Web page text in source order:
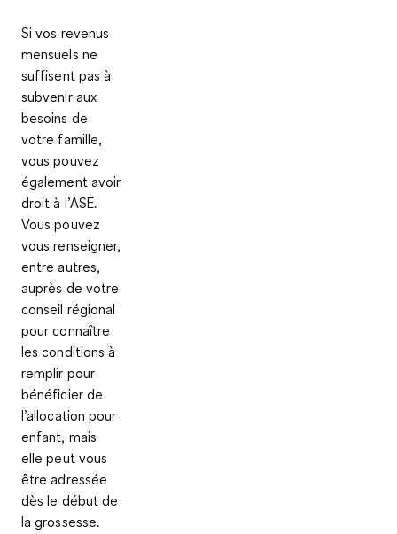
Si vos revenus
mensuels ne
suffisent pas à
subvenir aux
besoins de
votre famille,
vous pouvez
également avoir
droit à l’ASE.
Vous pouvez
vous renseigner,
entre autres,
auprès de votre
conseil régional
pour connaître
les conditions à
remplir pour
bénéficier de
l’allocation pour
enfant, mais
elle peut vous
être adressée
dès le début de
la grossesse.